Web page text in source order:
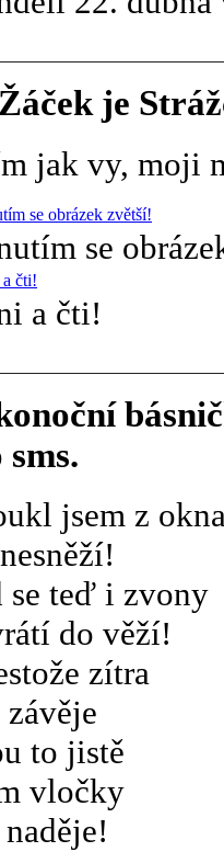
je
jak vy, moji
se
a čti!
jsem z
se teď i zvony
do věží!
zítra
to jistě
vločky